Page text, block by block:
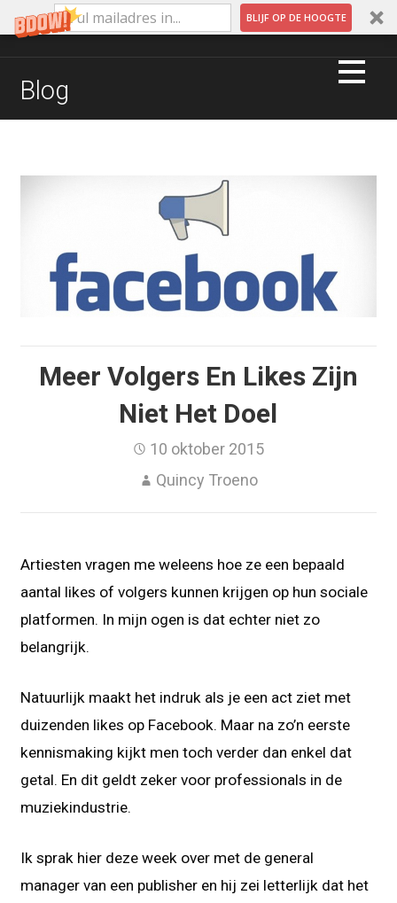
BLIJF OP DE HOOGTE
QUINTAR MUSIC & MARKETING
Blog
Meer Volgers En Likes Zijn
Niet Het Doel
10 oktober 2015
Quincy Troeno
Artiesten vragen me weleens hoe ze een bepaald
aantal likes of volgers kunnen krijgen op hun sociale
platformen. In mijn ogen is dat echter niet zo
belangrijk.
Natuurlijk maakt het indruk als je een act ziet met
duizenden likes op Facebook. Maar na zo’n eerste
kennismaking kijkt men toch verder dan enkel dat
getal. En dit geldt zeker voor professionals in de
muziekindustrie.
Ik sprak hier deze week over met de general
manager van een publisher en hij zei letterlijk dat het